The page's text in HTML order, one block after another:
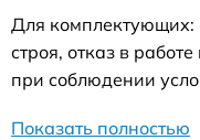
Для
строя, отказ в
при соблюдении
Показать полностью